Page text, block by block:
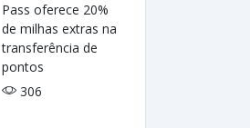
Pass oferece 20%
de milhas extras na
transferência de
pontos
306